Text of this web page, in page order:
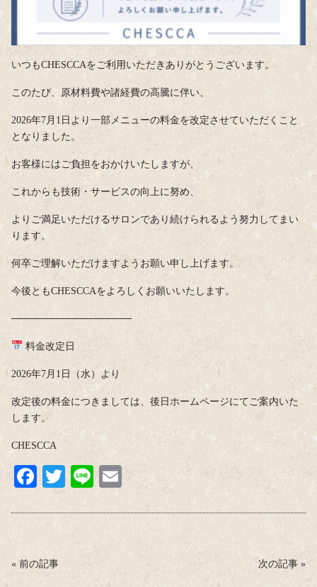
いつもCHESCCAをご利用いただきありがとうございます。
このたび、原材料費や諸経費の高騰に伴い、
2026年7月1日より一部メニューの料金を改定させていただくこと
となりました。
お客様にはご負担をおかけいたしますが、
これからも技術・サービスの向上に努め、
よりご満足いただけるサロンであり続けられるよう努力してまい
ります。
何卒ご理解いただけますようお願い申し上げます。
今後ともCHESCCAをよろしくお願いいたします。
─────────────────
料金改定日
2026年7月1日（水）より
改定後の料金につきましては、後日ホームページにてご案内いた
します。
CHESCCA
Fa
ce
bo
T
tte
Li
E
ail
« 前の記事 次の記事 »